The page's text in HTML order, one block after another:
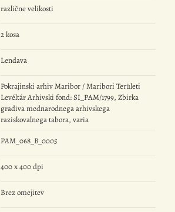
različne velikosti
2 kosa
Lendava
Pokrajinski arhiv Maribor / Maribori Területi
Levéltár Arhivski fond: SI_PAM/1799, Zbirka
gradiva mednarodnega arhivskega
raziskovalnega tabora, varia
PAM_068_B_0005
400 x 400 dpi
Brez omejitev